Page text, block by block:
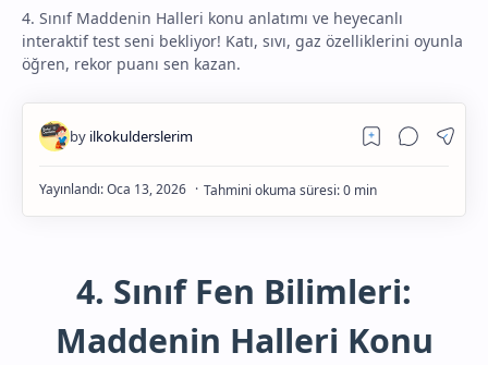
Gelişim
4. Sınıf Maddenin Halleri konu anlatımı ve heyecanlı
interaktif test seni bekliyor! Katı, sıvı, gaz özelliklerini oyunla
öğren, rekor puanı sen kazan.
4. Sınıf Fen Bilimleri:
Maddenin Halleri Konu